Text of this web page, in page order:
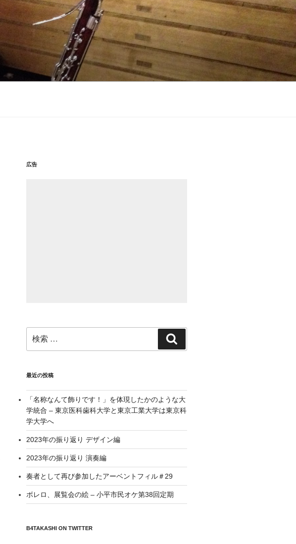
広告
索:
索
最近の投稿
「名称なんて飾りです！」を体現したかのような大
学統合 – 東京医科歯科大学と東京工業大学は東京科
学大学へ
2023年の振り返り デザイン編
2023年の振り返り 演奏編
奏者として再び参加したアーベントフィル＃29
ボレロ、展覧会の絵 – 小平市民オケ第38回定期
B4TAKASHI ON TWITTER